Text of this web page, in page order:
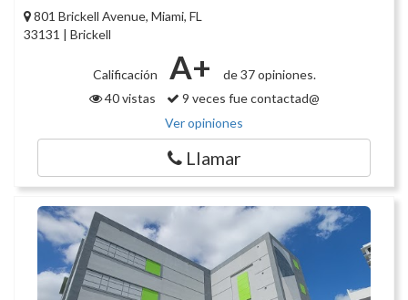
801 Brickell Avenue, Miami, FL
33131 | Brickell
Calificación A+
de 37 opiniones.
40 vistas
9 veces fue contactad@
Ver opiniones
Llamar